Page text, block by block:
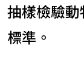
抽樣檢驗
標準。